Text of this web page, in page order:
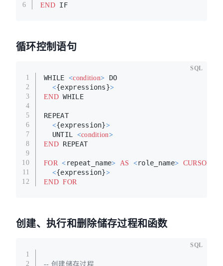
6
END IF
循环控制语句
1
2
3
4
5
6
7
8
9
10
11
12
WHILE <condition> DO
<{expressions}>
END WHILE
REPEAT
<{expression}>
  UNTIL
<condition>
END REPEAT
FOR < repeat_name> AS <role_name> CURSOR
<{expression}>
END FOR
SQL
创建、执行和删除储存过程和函数
1
2
-- 创建储存过程
SQL